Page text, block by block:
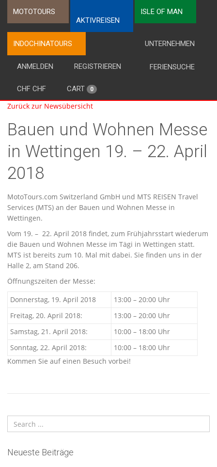
MOTOTOURS
AKTIVREISEN
ISLE OF MAN
INDOCHINATOURS UNTERNEHMEN
FERIENSUCHE
ANMELDEN REGISTRIEREN
CHF CHF CART 0
Zurück zur Newsübersicht
Bauen und Wohnen Messe
in Wettingen 19. – 22. April
2018
MotoTours.com Switzerland GmbH und MTS REISEN Travel
Services (MTS) an der Bauen und Wohnen Messe in
Wettingen.
Vom 19. – 22. April 2018 findet, zum Frühjahrsstart wiederum
die Bauen und Wohnen Messe im Tägi in Wettingen statt.
MTS ist bereits zum 10. Mal mit dabei. Sie finden uns in der
Halle 2, am Stand 206.
Öffnungszeiten der Messe:
Donnerstag, 19. April 2018
13:00 – 20:00 Uhr
Freitag, 20. April 2018:
13:00 – 20:00 Uhr
Samstag, 21. April 2018:
10:00 – 18:00 Uhr
Sonntag, 22. April 2018:
10:00 – 18:00 Uhr
Kommen Sie auf einen Besuch vorbei!
Neueste Beiträge